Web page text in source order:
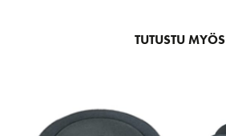
TUTUSTU MYÖS